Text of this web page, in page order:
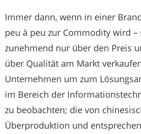
Immer dann, wenn in einer
peu à peu zur Commodity wird –
zunehmend nur über den Preis
über Qualität am Markt
Unternehmen um zum
im Bereich der
zu beobachten; die von
Überproduktion und